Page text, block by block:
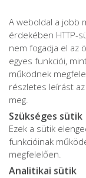
A weboldal a jobb
érdekében HTTP-
nem fogadja el az
egyes funkciói,
működnek
részletes leírást az
meg.
Szükséges sütik
Ezek a sütik
funkcióinak
megfelelően.
Analitikai sütik